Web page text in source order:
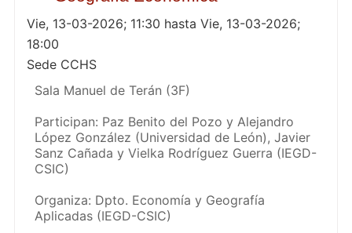
Vie, 13-03-2026; 11:30 hasta Vie, 13-03-2026;
18:00
Sede CCHS
Sala Manuel de Terán (3F)
Participan: Paz Benito del Pozo y Alejandro
López González (Universidad de León), Javier
Sanz Cañada y Vielka Rodríguez Guerra (IEGD-
CSIC)
Organiza: Dpto. Economía y Geografía
Aplicadas (IEGD-CSIC)